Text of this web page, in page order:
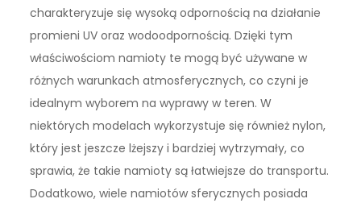
charakteryzuje się wysoką odpornością na działanie
promieni UV oraz wodoodpornością. Dzięki tym
właściwościom namioty te mogą być używane w
różnych warunkach atmosferycznych, co czyni je
idealnym wyborem na wyprawy w teren. W
niektórych modelach wykorzystuje się również nylon,
który jest jeszcze lżejszy i bardziej wytrzymały, co
sprawia, że takie namioty są łatwiejsze do transportu.
Dodatkowo, wiele namiotów sferycznych posiada